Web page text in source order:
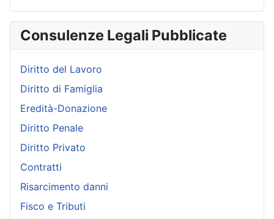
Consulenze Legali Pubblicate
Diritto del Lavoro
Diritto di Famiglia
Eredità-Donazione
Diritto Penale
Diritto Privato
Contratti
Risarcimento danni
Fisco e Tributi